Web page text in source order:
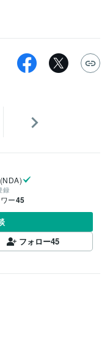
録
ー45
フォロー45